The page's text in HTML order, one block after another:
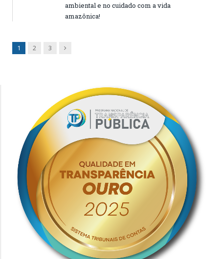
ambiental e no cuidado com a vida
amazônica!
1 2 3 Next